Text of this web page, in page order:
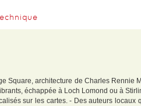
Square, architecture de Charles
échappée à Loch Lomond ou à
sur les cartes. - Des auteurs